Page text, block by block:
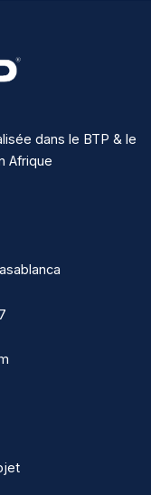
dans le BTP & le
Afrique